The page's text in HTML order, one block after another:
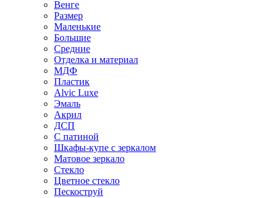
Венге
Размер
Маленькие
Большие
Средние
Отделка и материал
МДФ
Пластик
Alvic Luxe
Эмаль
Акрил
ДСП
С патиной
Шкафы-купе с зеркалом
Матовое зеркало
Стекло
Цветное стекло
Пескоструй